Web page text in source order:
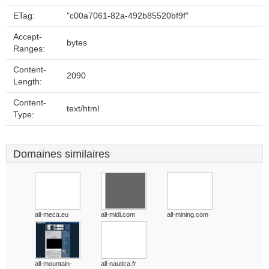
ETag: "c00a7061-82a-492b85520bf9f"
Accept-
Ranges:
bytes
Content-
Length:
2090
Content-
Type:
text/html
Domaines similaires
all-meca.eu all-midi.com all-mining.com
all-mountain-
all-nautica.fr